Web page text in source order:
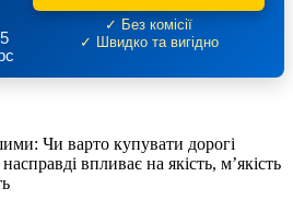
✓ Без комісії
✓ Швидко та вигідно
Чи варто купувати дорогі
впливає на якість, м’якість